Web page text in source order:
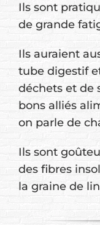
Ils sont
de grande
Ils auraient
tube digestif
déchets et de
bons alliés
on parle de
Ils sont
des fibres
la graine de